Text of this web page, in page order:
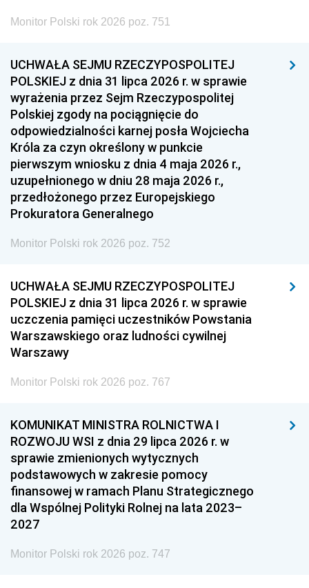
Monitor Polski rok 2026 poz. 751
UCHWAŁA SEJMU RZECZYPOSPOLITEJ
POLSKIEJ z dnia 31 lipca 2026 r. w sprawie
wyrażenia przez Sejm Rzeczypospolitej
Polskiej zgody na pociągnięcie do
odpowiedzialności karnej posła Wojciecha
Króla za czyn określony w punkcie
pierwszym wniosku z dnia 4 maja 2026 r.,
uzupełnionego w dniu 28 maja 2026 r.,
przedłożonego przez Europejskiego
Prokuratora Generalnego
Monitor Polski rok 2026 poz. 752
UCHWAŁA SEJMU RZECZYPOSPOLITEJ
POLSKIEJ z dnia 31 lipca 2026 r. w sprawie
uczczenia pamięci uczestników Powstania
Warszawskiego oraz ludności cywilnej
Warszawy
Monitor Polski rok 2026 poz. 767
KOMUNIKAT MINISTRA ROLNICTWA I
ROZWOJU WSI z dnia 29 lipca 2026 r. w
sprawie zmienionych wytycznych
podstawowych w zakresie pomocy
finansowej w ramach Planu Strategicznego
dla Wspólnej Polityki Rolnej na lata 2023–
2027
Monitor Polski rok 2026 poz. 747